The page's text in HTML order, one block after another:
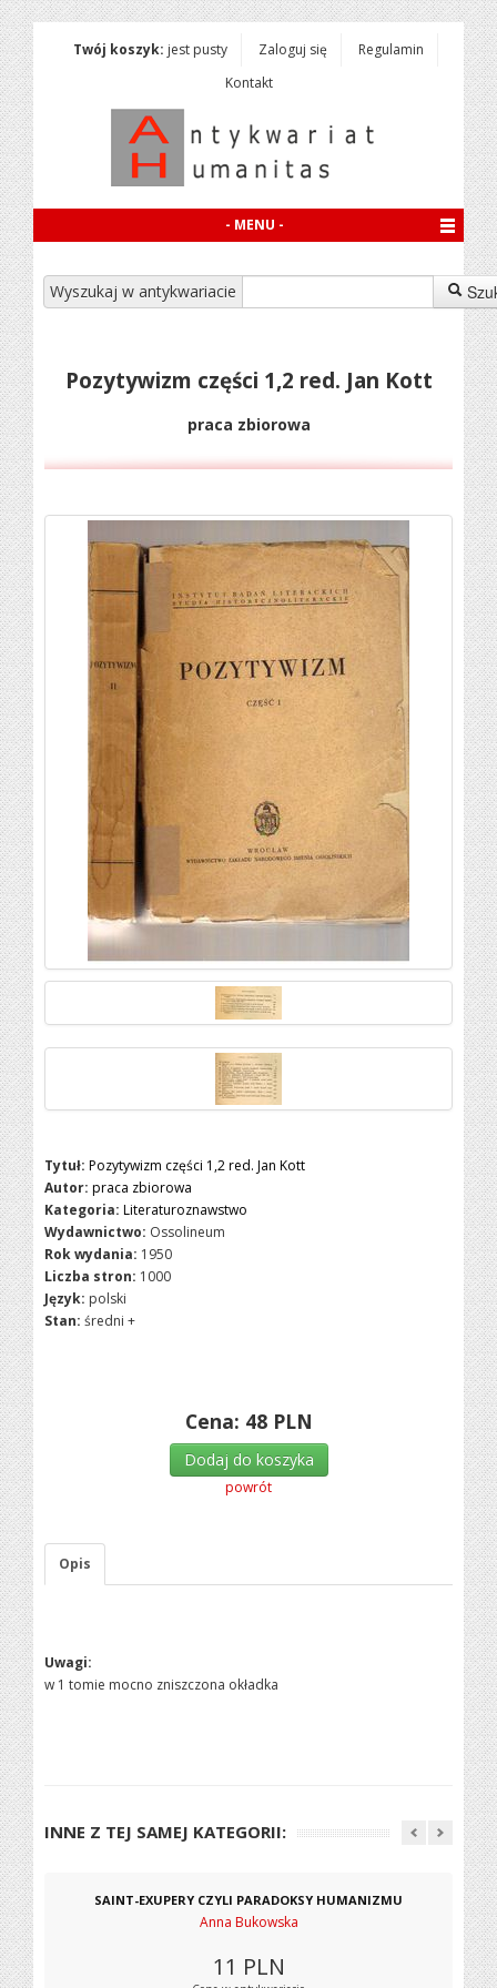
Twój koszyk: jest pusty Zaloguj się
Regulamin
Kontakt
- MENU -
Wyszukaj w antykwariacie
Pozytywizm części 1,2 red. Jan Kott
praca zbiorowa
Tytuł: Pozytywizm części 1,2 red. Jan Kott
Autor: praca zbiorowa
Kategoria: Literaturoznawstwo
Wydawnictwo: Ossolineum
Rok wydania: 1950
Liczba stron: 1000
Język: polski
Stan: średni +
Cena: 48 PLN
Dodaj do koszyka
powrót
Opis
Uwagi:
w 1 tomie mocno zniszczona okładka
INNE Z TEJ SAMEJ KATEGORII:
SAINT-EXUPERY CZYLI PARADOKSY HUMANIZMU
Anna Bukowska
11 PLN